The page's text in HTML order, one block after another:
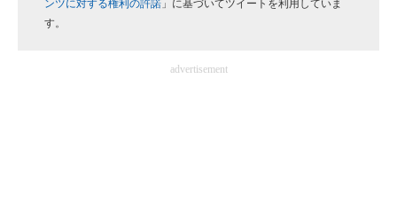
ンツに対する権利の許諾 」に基づいてツイートを利用していま
す。
advertisement